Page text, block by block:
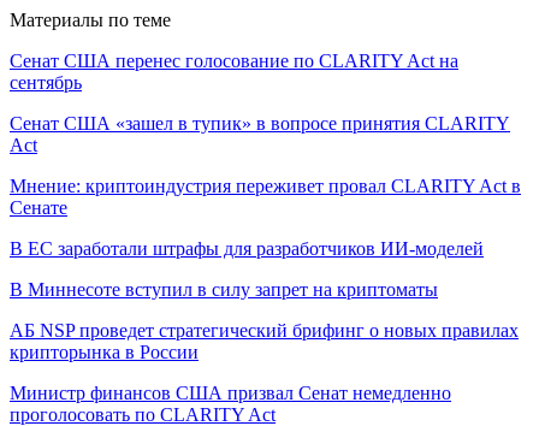
Материалы по теме
Сенат США перенес голосование по CLARITY Act на
сентябрь
Сенат США «зашел в тупик» в вопросе принятия CLARITY
Act
Мнение: криптоиндустрия переживет провал CLARITY Act в
Сенате
В ЕС заработали штрафы для разработчиков ИИ-моделей
В Миннесоте вступил в силу запрет на криптоматы
АБ NSP проведет стратегический брифинг о новых правилах
крипторынка в России
Министр финансов США призвал Сенат немедленно
проголосовать по CLARITY Act